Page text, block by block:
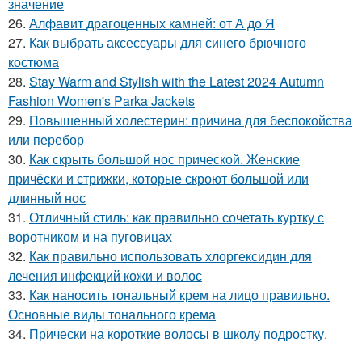
26. Алфавит драгоценных камней: от А до Я
27. Как выбрать аксессуары для синего брючного
костюма
28. Stay Warm and Stylish with the Latest 2024 Autumn
Fashion Women's Parka Jackets
29. Повышенный холестерин: причина для беспокойства
или перебор
30. Как скрыть большой нос прической. Женские
причёски и стрижки, которые скроют большой или
длинный нос
31. Отличный стиль: как правильно сочетать куртку с
воротником и на пуговицах
32. Как правильно использовать хлоргексидин для
лечения инфекций кожи и волос
33. Как наносить тональный крем на лицо правильно.
Основные виды тонального крема
34. Прически на короткие волосы в школу подростку.